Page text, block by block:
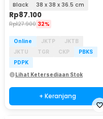
Black 38 x 38 x 36.5 cm
Rp87.100
Rp127.900 32%
Online JKTP
JKTB
JKTU
TGR CKP
PBKS
PDPK
Lihat Ketersediaan Stok
+ Keranjang